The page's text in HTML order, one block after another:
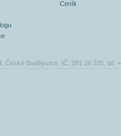
Ceník
České Budějovice, IČ: 281 26 335, tel.